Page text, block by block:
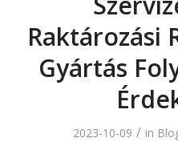
Raktározási
Gyártás
2023-10-09 / in